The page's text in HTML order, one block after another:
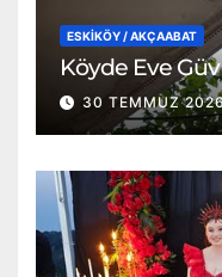
ESKİKÖY / AKÇAABAT
Köyde Eve
30 TEMMUZ